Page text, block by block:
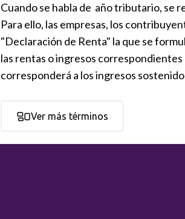
Cuando se habla de año tributario, se
Para ello, las empresas, los
"Declaración de Renta" la que se
las rentas o ingresos
corresponderá a los ingresos
Ver más términos